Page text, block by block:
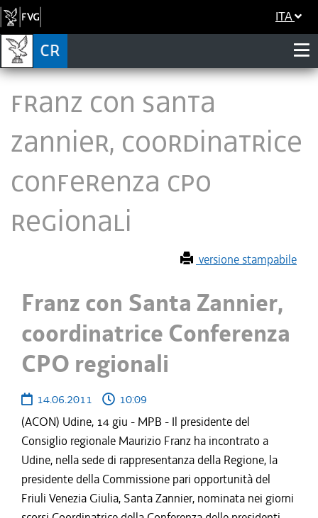
ITA
Franz con Santa
Zannier, coordinatrice
Conferenza CPO
regionali
versione stampabile
Franz con Santa Zannier,
coordinatrice Conferenza
CPO regionali
14.06.2011
10:09
(ACON) Udine, 14 giu - MPB - Il presidente del
Consiglio regionale Maurizio Franz ha incontrato a
Udine, nella sede di rappresentanza della Regione, la
presidente della Commissione pari opportunità del
Friuli Venezia Giulia, Santa Zannier, nominata nei giorni